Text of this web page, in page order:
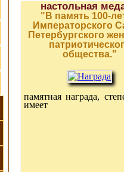
настольная
"В память 100-
Императорского
Петербургского
общества."
памятная награда,
имеет